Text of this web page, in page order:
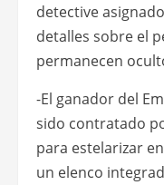
detective
detalles sobre el
permanecen
-El ganador del
sido contratado
para estelarizar en
un elenco